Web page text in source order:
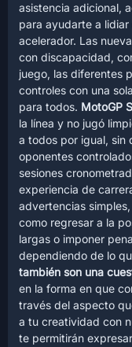
asistencia adicional,
para ayudarte a
acelerador. Las
con discapacidad,
juego, las diferentes
controles con una
para todos. MotoGP
la línea y no jugó
a todos por igual, sin
oponentes
sesiones
experiencia de
advertencias
como regresar a la
largas o imponer
dependiendo de lo
también son una
en la forma en que
través del aspecto
a tu creatividad con
te permitirán